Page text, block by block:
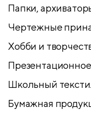
Папки,
Чертежные
Хобби и
Школьный
Бумажная